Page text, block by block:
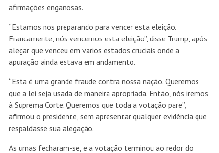
afirmações enganosas.
“Estamos nos preparando para vencer esta eleição.
Francamente, nós vencemos esta eleição”, disse Trump, após
alegar que venceu em vários estados cruciais onde a
apuração ainda estava em andamento.
“Esta é uma grande fraude contra nossa nação. Queremos
que a lei seja usada de maneira apropriada. Então, nós iremos
à Suprema Corte. Queremos que toda a votação pare”,
afirmou o presidente, sem apresentar qualquer evidência que
respaldasse sua alegação.
As urnas fecharam-se, e a votação terminou ao redor do